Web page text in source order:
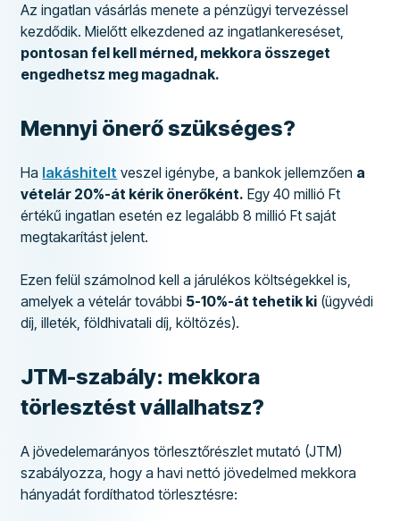
Az ingatlan vásárlás menete a pénzügyi tervezéssel
kezdődik. Mielőtt elkezdened az ingatlankereséset,
pontosan fel kell mérned, mekkora összeget
engedhetsz meg magadnak.
Mennyi önerő szükséges?
Ha lakáshitelt veszel igénybe, a bankok jellemzően a
vételár 20%-át kérik önerőként. Egy 40 millió Ft
értékű ingatlan esetén ez legalább 8 millió Ft saját
megtakarítást jelent.
Ezen felül számolnod kell a járulékos költségekkel is,
amelyek a vételár további 5-10%-át tehetik ki (ügyvédi
díj, illeték, földhivatali díj, költözés).
JTM-szabály: mekkora
törlesztést vállalhatsz?
A jövedelemarányos törlesztőrészlet mutató (JTM)
szabályozza, hogy a havi nettó jövedelmed mekkora
hányadát fordíthatod törlesztésre: